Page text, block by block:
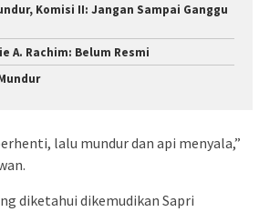
Komisi II: Jangan Sampai Ganggu
A. Rachim: Belum Resmi
lalu mundur dan api menyala,”
diketahui dikemudikan Sapri